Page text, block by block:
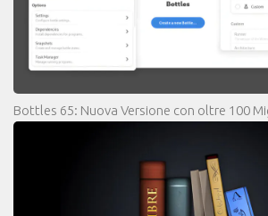
Bottles 65: Nuova Versione con oltre 100